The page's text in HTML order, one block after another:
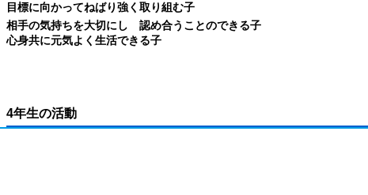
目標に向かってねばり強く取り組む子
相手の気持ちを大切にし 認め合うことのできる子
心身共に元気よく生活できる子
4年生の活動